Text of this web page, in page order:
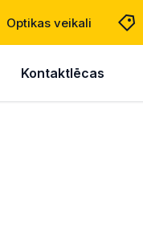
Optikas veikali
Kontaktlēcas